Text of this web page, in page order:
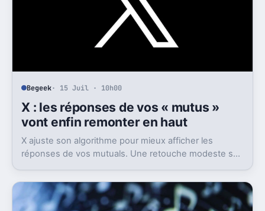
Begeek· 15 Juil · 10h00
X : les réponses de vos « mutus »
vont enfin remonter en haut
X ajuste son algorithme pour mieux afficher les
réponses de vos mutuals. Une retouche modeste sur